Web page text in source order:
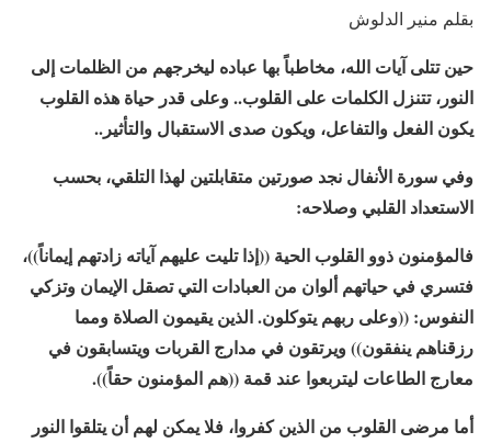
بقلم منير الدلوش
حين تتلى آيات الله، مخاطباً بها عباده ليخرجهم من الظلمات إلى
النور، تتنزل الكلمات على القلوب.. وعلى قدر حياة هذه القلوب
يكون الفعل والتفاعل، ويكون صدى الاستقبال والتأثير..
وفي سورة الأنفال نجد صورتين متقابلتين لهذا التلقي، بحسب
الاستعداد القلبي وصلاحه:
فالمؤمنون ذوو القلوب الحية ((إذا تليت عليهم آياته زادتهم إيماناً))،
فتسري في حياتهم ألوان من العبادات التي تصقل الإيمان وتزكي
النفوس: ((وعلى ربهم يتوكلون. الذين يقيمون الصلاة ومما
رزقناهم ينفقون)) ويرتقون في مدارج القربات ويتسابقون في
معارج الطاعات ليتربعوا عند قمة ((هم المؤمنون حقاً)).
أما مرضى القلوب من الذين كفروا، فلا يمكن لهم أن يتلقوا النور